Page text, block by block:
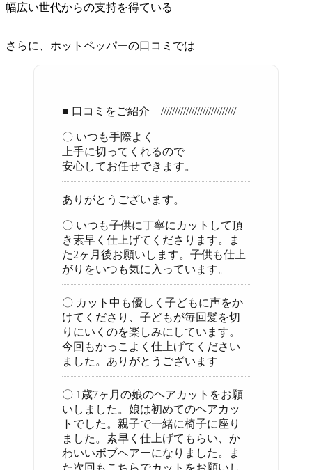
幅広い世代からの支持を得ている
さらに、ホットペッパーの口コミでは
■ 口コミをご紹介 ///////////////////////////
〇 いつも手際よく
上手に切ってくれるので
安心してお任せできます。
ありがとうございます。
〇 いつも子供に丁寧にカットして頂
き素早く仕上げてくださります。ま
た2ヶ月後お願いします。子供も仕上
がりをいつも気に入っています。
〇 カット中も優しく子どもに声をか
けてくださり、子どもが毎回髪を切
りにいくのを楽しみにしています。
今回もかっこよく仕上げてください
ました。ありがとうございます
〇 1歳7ヶ月の娘のヘアカットをお願
いしました。娘は初めてのヘアカッ
トでした。親子で一緒に椅子に座り
ました。素早く仕上げてもらい、か
わいいボブヘアーになりました。ま